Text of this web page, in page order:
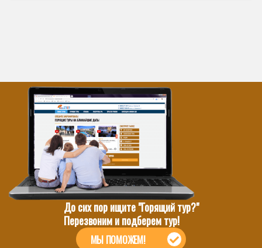
До сих пор ищите "Горящий тур?"
Перезвоним и подберем тур!
МЫ ПОМОЖЕМ!